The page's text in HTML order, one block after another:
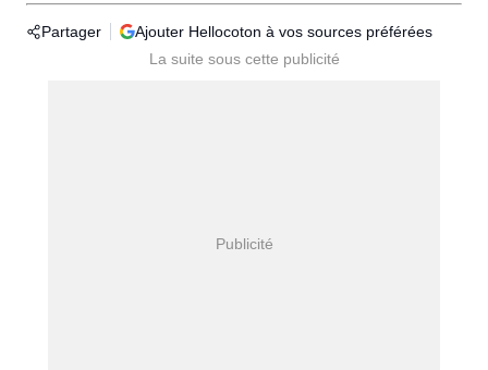
Partager Ajouter Hellocoton à vos sources préférées